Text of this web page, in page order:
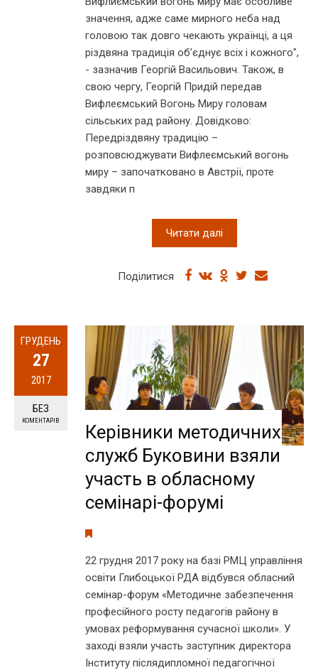
значення, адже саме мирного неба над
головою так довго чекають українці, а ця
різдвяна традиція об’єднує всіх і кожного",
- зазначив Георгій Васильович. Також, в
свою чергу, Георгій Придій передав
Вифлеємський Вогонь Миру головам
сільських рад району. Довідково:
Передріздвяну традицію –
розповсюджувати Вифлеємський вогонь
миру – започатковано в Австрії, проте
завдяки п
Читати далі
Поділитися
ГРУДЕНЬ
27
2017
БЕЗ
КОМЕНТАРІВ
Керівники методичних
служб Буковини взяли
участь в обласному
семінарі-форумі
22 грудня 2017 року на базі РМЦ управління
освіти Глибоцької РДА відбувся обласний
семінар-форум «Методичне забезпечення
професійного росту педагогів району в
умовах реформування сучасної школи». У
заході взяли участь заступник директора
Інституту післядипломної педагогічної